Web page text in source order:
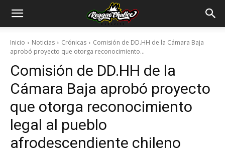
Inicio Noticias Crónicas
Comisión de DD.HH de la Cámara Baja
aprobó proyecto que otorga reconocimiento...
Comisión de DD.HH de la
Cámara Baja aprobó proyecto
que otorga reconocimiento
legal al pueblo
afrodescendiente chileno